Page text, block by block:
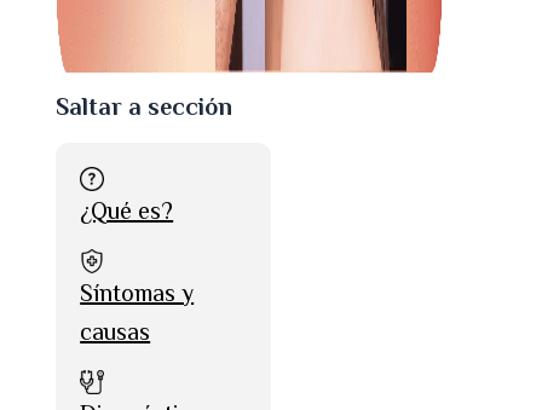
Saltar a sección
¿Qué es?
Síntomas y
causas